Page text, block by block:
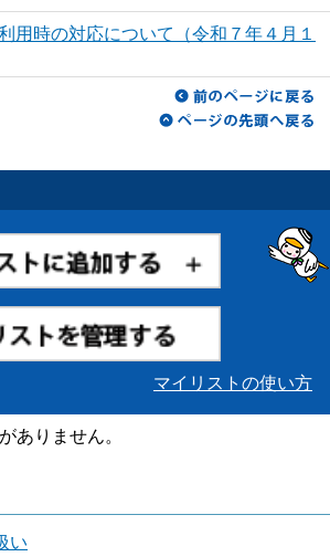
用時の対応について（令和７年４月１
マイリストの使い方
ありません。
い